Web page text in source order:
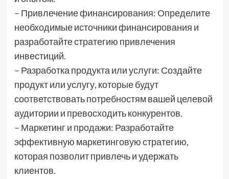
– Привлечение финансирования: Определите
необходимые источники финансирования и
разработайте стратегию привлечения
инвестиций.
– Разработка продукта или услуги: Создайте
продукт или услугу, которые будут
соответствовать потребностям вашей целевой
аудитории и превосходить конкурентов.
– Маркетинг и продажи: Разработайте
эффективную маркетинговую стратегию,
которая позволит привлечь и удержать
клиентов.